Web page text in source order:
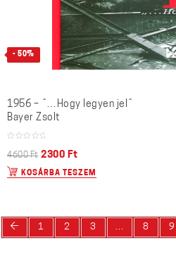
- 50%
1956 – ˝…Hogy legyen jel˝
Bayer Zsolt
4600Ft 2300 Ft
KOSÁRBA TESZEM
← 1 2 3 … 8 9